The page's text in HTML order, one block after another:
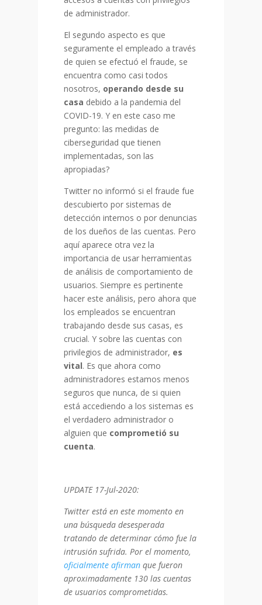
de administrador.
El segundo aspecto es que
seguramente el empleado a través
de quien se efectuó el fraude, se
encuentra como casi todos
nosotros, operando desde su
casa debido a la pandemia del
COVID-19. Y en este caso me
pregunto: las medidas de
ciberseguridad que tienen
implementadas, son las
apropiadas?
Twitter no informó si el fraude fue
descubierto por sistemas de
detección internos o por denuncias
de los dueños de las cuentas. Pero
aquí aparece otra vez la
importancia de usar herramientas
de análisis de comportamiento de
usuarios. Siempre es pertinente
hacer este análisis, pero ahora que
los empleados se encuentran
trabajando desde sus casas, es
crucial. Y sobre las cuentas con
privilegios de administrador, es
vital. Es que ahora como
administradores estamos menos
seguros que nunca, de si quien
está accediendo a los sistemas es
el verdadero administrador o
alguien que comprometió su
cuenta.
UPDATE 17-Jul-2020:
Twitter está en este momento en
una búsqueda desesperada
tratando de determinar cómo fue la
intrusión sufrida. Por el momento,
oficialmente afirmanque fueron
aproximadamente 130 las cuentas
de usuarios comprometidas.